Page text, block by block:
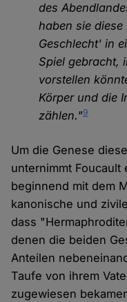
des
haben sie
Geschlecht' in
Spiel gebracht,
vorstellen
Körper und die
zählen."9
Um die Genese
unternimmt
beginnend mit dem
kanonische und
dass
denen die beiden
Anteilen
Taufe von ihrem
zugewiesen